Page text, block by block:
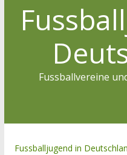
Fussballvereine
Fussballjugend in